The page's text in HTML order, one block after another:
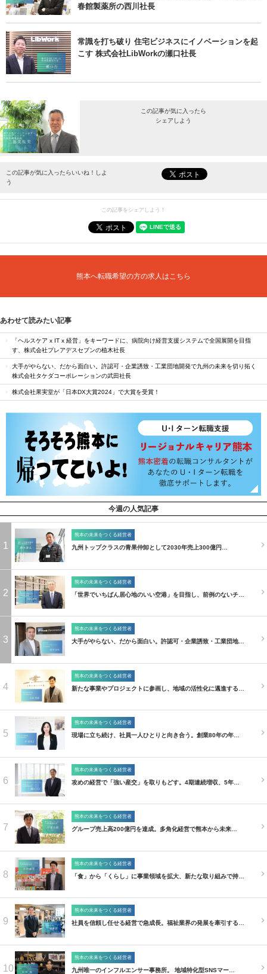
春館製薬所の西川社長
常識を打ち破り 住宅ビジネスにイノベーションを起
こす 株式会社LibWorkの瀬口社長
この記事が気に入ったら
シェアしよう
最新情報をお届けします。
この記事が気に入ったらいいね！しよ
う
この記事をシェアしよう！
熊本へ転職希望の方の求人はこちら
あわせて読みたい記事
「ヘルスケア x IT x 経営」をキーワードに、病院向け経営支援システムで全国展開を目指
す、株式会社プレアデスセブンの植木社長
大手がやらない、だから面白い。許認可・企業誘致・工業団地開発で九州の未来を切り拓く
株式会社タケダコーポレーションの武田社長
株式会社果実堂が「日本DX大賞2024」で大賞を受賞！
今週の人気記事
1
熊本の未来をつくる経営者
九州トップクラスの青果仲卸として2030年売上300億円…
2
熊本の未来をつくる経営者
「世界でいちばん居心地のいい空港」を目指し、前例のないチ…
3
熊本の未来をつくる経営者
大手がやらない、だから面白い。許認可・企業誘致・工業団地…
4
熊本の未来をつくる経営者
新たな事業やプロジェクトに参画し、地域の活性化に邁進する…
5
熊本の未来をつくる経営者
現場に立ち続け、社員一人ひとりと向き合う。創業80年の年…
6
熊本の未来をつくる経営者
攻めの経営で「強い産交」を取りもどす。4期連続増収、5年…
7
熊本の未来をつくる経営者
グループ売上高200億円を達成。多角化経営で熊本から未来…
8
熊本の未来をつくる経営者
「食」から「くらし」に事業領域を拡大、新たな取り組みで持…
9
熊本の未来をつくる経営者
社員を信頼し任せる経営で急成長。福祉業界の発展を牽引する…
10
熊本の未来をつくる経営者
九州唯一のインフルエンサー事務所。 地域特化型SNSマー…